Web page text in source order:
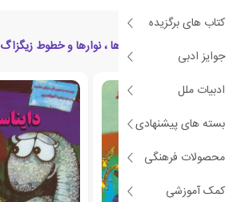
کتاب های برگزیده
جوایز ادبی
ادبیات ملل
بسته های پیشنهادی
محصولات فرهنگی
کمک آموزشی
کتاب های مرتبط با لکه ها ، نوارها و خطوط زیگزاگ